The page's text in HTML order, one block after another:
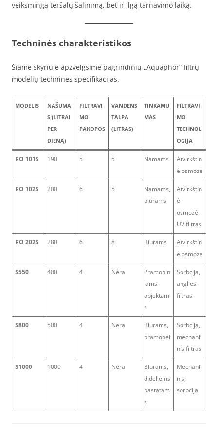
veiksmingą teršalų šalinimą, bet ir ilgą tarnavimo laiką.
Techninės charakteristikos
Šiame skyriuje apžvelgsime pagrindinių „Aquaphor“ filtrų
modelių technines specifikacijas.
MODELIS
NAŠUMA
S (LITRAI
PER
DIENĄ)
FILTRAVI
MO
PAKOPOS
VANDENS
TALPA
(LITRAS)
TINKAMU
MAS
FILTRAVI
MO
TECHNOL
OGIJA
RO 101S 190 5 5 Namams
Atvirkštin
ė osmozė
RO 102S 200 6 5
Namams,
biurams
Atvirkštin
ė
osmozė,
UV filtras
RO 202S 280 6 8 Biurams
Atvirkštin
ė osmozė
S550 400 4 Nėra
Pramonin
iams
objektam
s
Sorbcija,
anglies
filtras
S800 500 4 Nėra
Biurams,
pramonei
Sorbcija,
mechani
nis filtras
S1000 1000 4 Nėra
Biurams,
dideliems
pastatam
s
Mechani
nis,
sorbcija